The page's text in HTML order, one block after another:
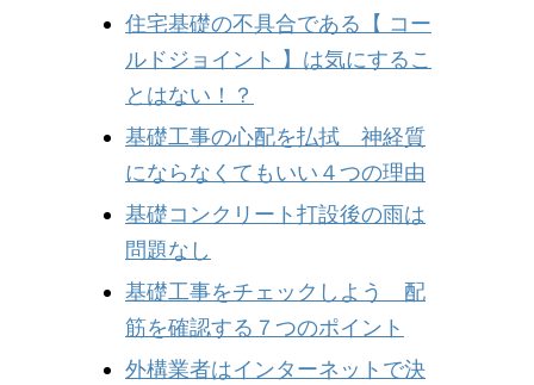
住宅基礎の不具合である【 コー
ルドジョイント 】は気にするこ
とはない！？
基礎工事の心配を払拭 神経質
にならなくてもいい４つの理由
基礎コンクリート打設後の雨は
問題なし
基礎工事をチェックしよう 配
筋を確認する７つのポイント
外構業者はインターネットで決